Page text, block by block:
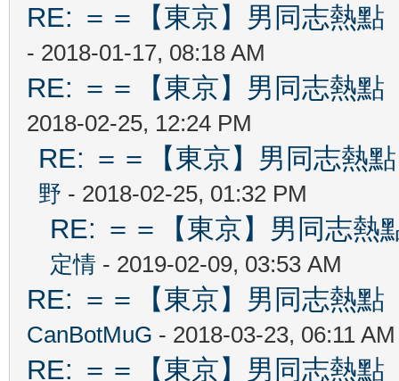
RE: ＝＝【東京】男同志熱
- 2018-01-17, 08:18 AM
RE: ＝＝【東京】男同志熱
2018-02-25, 12:24 PM
RE: ＝＝【東京】男同志熱
野 - 2018-02-25, 01:32 PM
RE: ＝＝【東京】男同志
定情 - 2019-02-09, 03:53 AM
RE: ＝＝【東京】男同志熱
CanBotMuG - 2018-03-23, 06:11 AM
RE: ＝＝【東京】男同志熱